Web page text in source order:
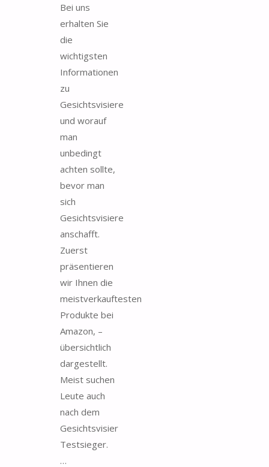
Bei uns
erhalten Sie
die
wichtigsten
Informationen
zu
Gesichtsvisiere
und worauf
man
unbedingt
achten sollte,
bevor man
sich
Gesichtsvisiere
anschafft.
Zuerst
präsentieren
wir Ihnen die
meistverkauftesten
Produkte bei
Amazon, –
übersichtlich
dargestellt.
Meist suchen
Leute auch
nach dem
Gesichtsvisier
Testsieger.
…